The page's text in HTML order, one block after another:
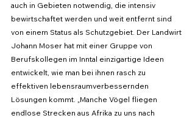
auch in Gebieten notwendig, die intensiv
bewirtschaftet werden und weit entfernt sind
von einem Status als Schutzgebiet. Der Landwirt
Johann Moser hat mit einer Gruppe von
Berufskollegen im Inntal einzigartige Ideen
entwickelt, wie man bei ihnen rasch zu
effektiven lebensraumverbessernden
Lösungen kommt. „Manche Vögel fliegen
endlose Strecken aus Afrika zu uns nach